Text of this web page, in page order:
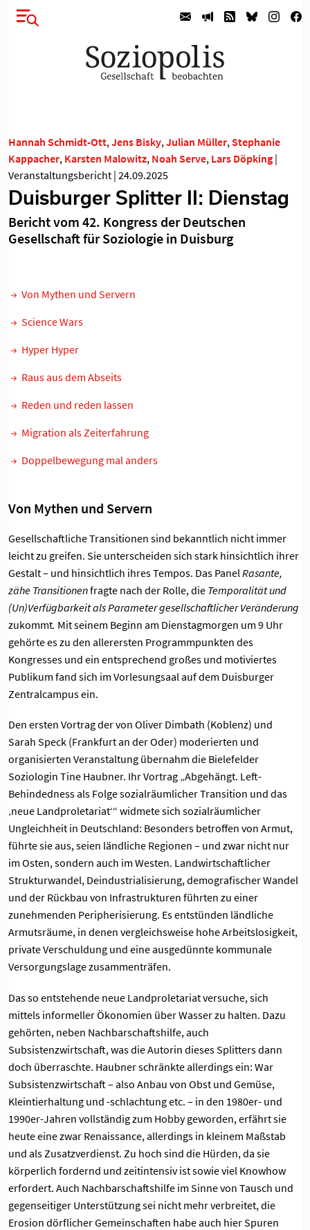
Hannah Schmidt-Ott, Jens Bisky, Julian Müller, Stephanie
Kappacher, Karsten Malowitz, Noah Serve, Lars Döpking |
Veranstaltungsbericht | 24.09.2025
Duisburger Splitter II: Dienstag
Bericht vom 42. Kongress der Deutschen
Gesellschaft für Soziologie in Duisburg
Von Mythen und Servern
Science Wars
Hyper Hyper
Raus aus dem Abseits
Reden und reden lassen
Migration als Zeiterfahrung
Doppelbewegung mal anders
Von Mythen und Servern
Gesellschaftliche Transitionen sind bekanntlich nicht immer
leicht zu greifen. Sie unterscheiden sich stark hinsichtlich ihrer
Gestalt – und hinsichtlich ihres Tempos. Das PanelRasante,
zähe Transitionenfragte nach der Rolle, die Temporalität und
(Un)Verfügbarkeit als Parameter gesellschaftlicher Veränderung
zukommt. Mit seinem Beginn am Dienstagmorgen um 9 Uhr
gehörte es zu den allerersten Programmpunkten des
Kongresses und ein entsprechend großes und motiviertes
Publikum fand sich im Vorlesungsaal auf dem Duisburger
Zentralcampus ein.
Den ersten Vortrag der von Oliver Dimbath (Koblenz) und
Sarah Speck (Frankfurt an der Oder) moderierten und
organisierten Veranstaltung übernahm die Bielefelder
Soziologin Tine Haubner. Ihr Vortrag „Abgehängt. Left-
Behindedness als Folge sozialräumlicher Transition und das
‚neue Landproletariat‘“ widmete sich sozialräumlicher
Ungleichheit in Deutschland: Besonders betroffen von Armut,
führte sie aus, seien ländliche Regionen – und zwar nicht nur
im Osten, sondern auch im Westen. Landwirtschaftlicher
Strukturwandel, Deindustrialisierung, demografischer Wandel
und der Rückbau von Infrastrukturen führten zu einer
zunehmenden Peripherisierung. Es entstünden ländliche
Armutsräume, in denen vergleichsweise hohe Arbeitslosigkeit,
private Verschuldung und eine ausgedünnte kommunale
Versorgungslage zusammenträfen.
Das so entstehende neue Landproletariat versuche, sich
mittels informeller Ökonomien über Wasser zu halten. Dazu
gehörten, neben Nachbarschaftshilfe, auch
Subsistenzwirtschaft, was die Autorin dieses Splitters dann
doch überraschte. Haubner schränkte allerdings ein: War
Subsistenzwirtschaft – also Anbau von Obst und Gemüse,
Kleintierhaltung und -schlachtung etc. – in den 1980er- und
1990er-Jahren vollständig zum Hobby geworden, erfährt sie
heute eine zwar Renaissance, allerdings in kleinem Maßstab
und als Zusatzverdienst. Zu hoch sind die Hürden, da sie
körperlich fordernd und zeitintensiv ist sowie viel Knowhow
erfordert. Auch Nachbarschaftshilfe im Sinne von Tausch und
gegenseitiger Unterstützung sei nicht mehr verbreitet, die
Erosion dörflicher Gemeinschaften habe auch hier Spuren